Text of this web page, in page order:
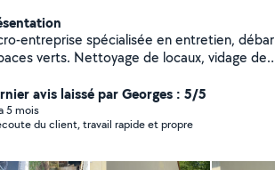
entreprise spécialisée en entretien,
verts. Nettoyage de locaux, vidage de
de jardins. Service sérieux, rapide et
avis laissé par Georges : 5/5
5 mois
du client, travail rapide et propre